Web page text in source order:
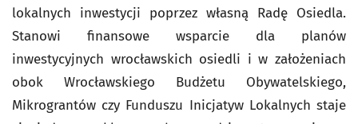
lokalnych inwestycji poprzez własną Radę Osiedla.
Stanowi finansowe wsparcie dla planów
inwestycyjnych wrocławskich osiedli i w założeniach
obok Wrocławskiego Budżetu Obywatelskiego,
Mikrograntów czy Funduszu Inicjatyw Lokalnych staje